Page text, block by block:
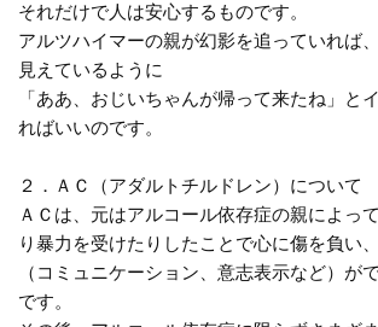
それだけで人は安心するものです。
アルツハイマーの親が幻影を追っていれば
見えているように
「ああ、おじいちゃんが帰って来たね」と
ればいいのです。
２．ＡＣ（アダルトチルドレン）について
ＡＣは、元はアルコール依存症の親によっ
り暴力を受けたりしたことで心に傷を負い
（コミュニケーション、意志表示など）が
です。